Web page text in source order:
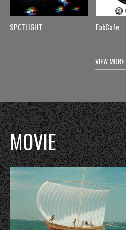
SPOTLIGHT FabCafe
VIEW MORE
MOVIE